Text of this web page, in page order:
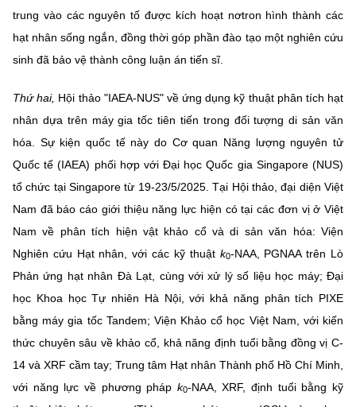
trung vào các nguyên tố được kích hoạt nơtron hình thành các
hạt nhân sống ngắn, đồng thời góp phần đào tạo một nghiên cứu
sinh đã bảo vệ thành công luận án tiến sĩ.
Thứ hai, Hội thảo "IAEA-NUS" về ứng dụng kỹ thuật phân tích hạt
nhân dựa trên máy gia tốc tiên tiến trong đối tượng di sản văn
hóa. Sự kiện quốc tế này do Cơ quan Năng lượng nguyên tử
Quốc tế (IAEA) phối hợp với Đại học Quốc gia Singapore (NUS)
tổ chức tại Singapore từ 19-23/5/2025. Tại Hội thảo, đại diện Việt
Nam đã báo cáo giới thiệu năng lực hiện có tại các đơn vị ở Việt
Nam về phân tích hiện vật khảo cổ và di sản văn hóa: Viện
Nghiên cứu Hạt nhân, với các kỹ thuật k0-NAA, PGNAA trên Lò
Phản ứng hạt nhân Đà Lạt, cùng với xử lý số liệu học máy; Đại
học Khoa học Tự nhiên Hà Nội, với khả năng phân tích PIXE
bằng máy gia tốc Tandem; Viện Khảo cổ học Việt Nam, với kiến
thức chuyên sâu về khảo cổ, khả năng định tuổi bằng đồng vị C-
14 và XRF cầm tay; Trung tâm Hạt nhân Thành phố Hồ Chí Minh,
với năng lực về phương pháp k0-NAA, XRF, định tuổi bằng kỹ